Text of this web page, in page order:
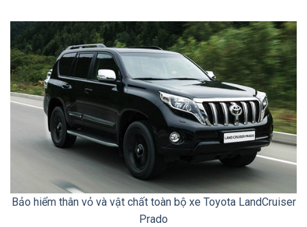
Bảo hiểm thân vỏ và vật chất toàn bộ xe Toyota LandCruiser
Prado